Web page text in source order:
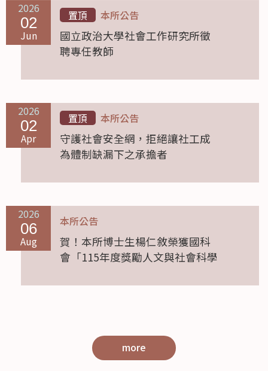
2026
02
Jun
置頂 本所公告
國立政治大學社會工作研究所徵
聘專任教師
2026
02
Apr
置頂 本所公告
守護社會安全網，拒絕讓社工成
為體制缺漏下之承擔者
2026
06
Aug
本所公告
賀！本所博士生楊仁敘榮獲國科
會「115年度獎勵人文與社會科學
more